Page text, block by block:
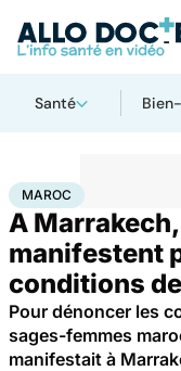
Santé
AccueilSanté
MAROC
A
manifestent
conditions
Pour dénoncer les
sages-femmes
manifestait à